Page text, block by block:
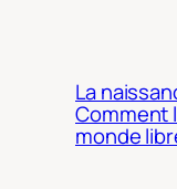
La
Comment
monde